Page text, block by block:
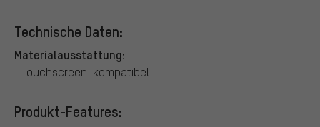
Technische Daten:
Materialausstattung:
Touchscreen-kompatibel
Produkt-Features: